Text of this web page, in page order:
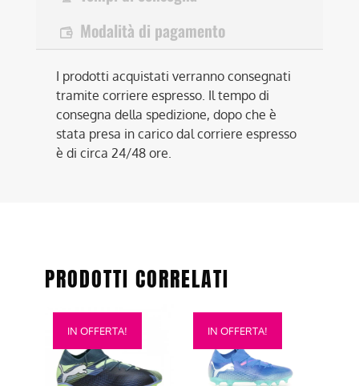
Modalità di pagamento
I prodotti acquistati verranno consegnati
tramite corriere espresso. Il tempo di
consegna della spedizione, dopo che è
stata presa in carico dal corriere espresso
è di circa 24/48 ore.
PRODOTTI CORRELATI
IN OFFERTA!
Questo
prodotto
più
IN OFFERTA!
Questo
prodotto